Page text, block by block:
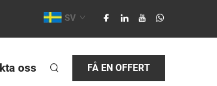
SV
oss FÅ EN OFFERT